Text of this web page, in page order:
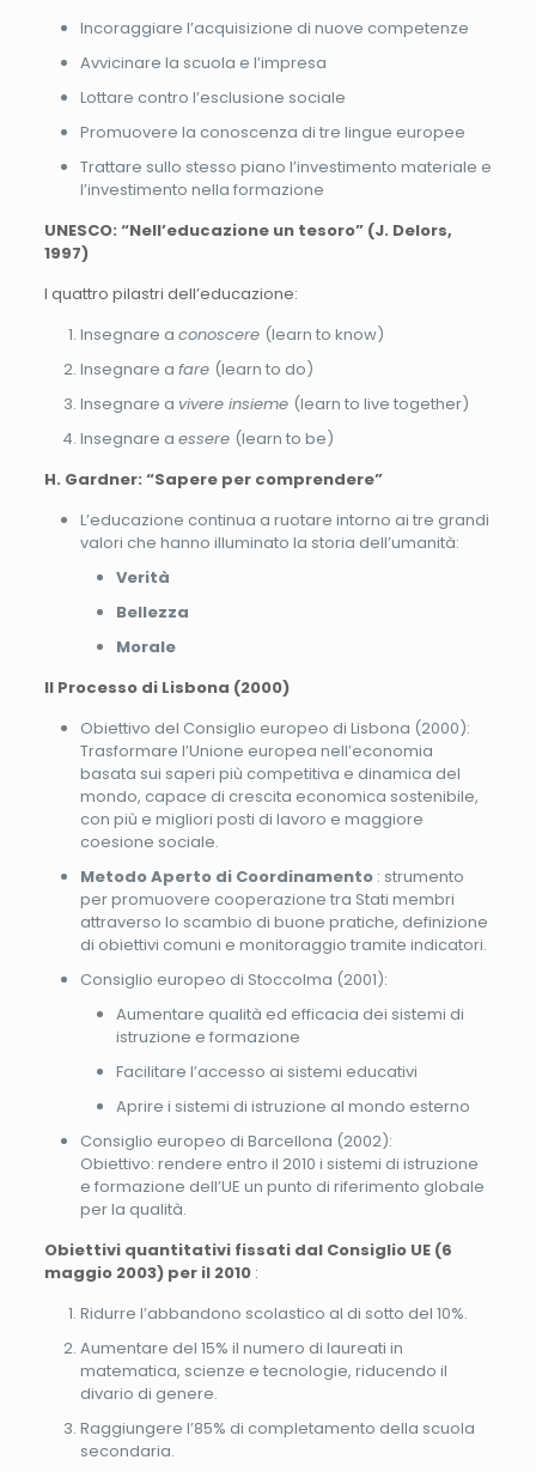
Incoraggiare l’acquisizione di nuove competenze
Avvicinare la scuola e l’impresa
Lottare contro l’esclusione sociale
Promuovere la conoscenza di tre lingue europee
Trattare sullo stesso piano l’investimento materiale e
l’investimento nella formazione
UNESCO: “Nell’educazione un tesoro” (J. Delors,
1997)
I quattro pilastri dell’educazione:
Insegnare a conoscere (learn to know)
Insegnare a fare (learn to do)
Insegnare a vivere insieme (learn to live together)
Insegnare a essere (learn to be)
H. Gardner: “Sapere per comprendere”
L’educazione continua a ruotare intorno ai tre grandi
valori che hanno illuminato la storia dell’umanità:
Verità
Bellezza
Morale
Il Processo di Lisbona (2000)
Obiettivo del Consiglio europeo di Lisbona (2000):
Trasformare l’Unione europea nell’economia
basata sui saperi più competitiva e dinamica del
mondo, capace di crescita economica sostenibile,
con più e migliori posti di lavoro e maggiore
coesione sociale.
Metodo Aperto di Coordinamento : strumento
per promuovere cooperazione tra Stati membri
attraverso lo scambio di buone pratiche, definizione
di obiettivi comuni e monitoraggio tramite indicatori.
Consiglio europeo di Stoccolma (2001):
Aumentare qualità ed efficacia dei sistemi di
istruzione e formazione
Facilitare l’accesso ai sistemi educativi
Aprire i sistemi di istruzione al mondo esterno
Consiglio europeo di Barcellona (2002):
Obiettivo: rendere entro il 2010 i sistemi di istruzione
e formazione dell’UE un punto di riferimento globale
per la qualità.
Obiettivi quantitativi fissati dal Consiglio UE (6
maggio 2003) per il 2010 :
Ridurre l’abbandono scolastico al di sotto del 10%.
Aumentare del 15% il numero di laureati in
matematica, scienze e tecnologie, riducendo il
divario di genere.
Raggiungere l’85% di completamento della scuola
secondaria.